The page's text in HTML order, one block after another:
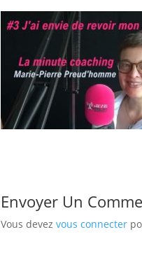
Envoyer Un
Vous devez vous connecter